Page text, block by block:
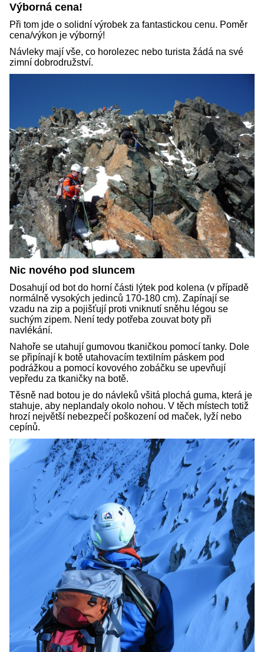
Výborná cena!
Při tom jde o solidní výrobek za fantastickou cenu. Poměr
cena/výkon je výborný!
Návleky mají vše, co horolezec nebo turista žádá na své
zimní dobrodružství.
Nic nového pod sluncem
Dosahují od bot do horní části lýtek pod kolena (v případě
normálně vysokých jedinců 170-180 cm). Zapínají se
vzadu na zip a pojišťují proti vniknutí sněhu légou se
suchým zipem. Není tedy potřeba zouvat boty při
navlékání.
Nahoře se utahují gumovou tkaničkou pomocí tanky. Dole
se připínají k botě utahovacím textilním páskem pod
podrážkou a pomocí kovového zobáčku se upevňují
vepředu za tkaničky na botě.
Těsně nad botou je do návleků všitá plochá guma, která je
stahuje, aby neplandaly okolo nohou. V těch místech totiž
hrozí největší nebezpečí poškození od maček, lyží nebo
cepínů.